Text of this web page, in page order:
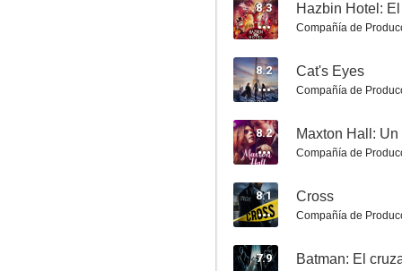
G20
8.3
Compañía de
8.2 Cat's Eyes
Compañía de
8.2
Compañía de
8.1 Cross
Compañía de
7.9 Batman: El